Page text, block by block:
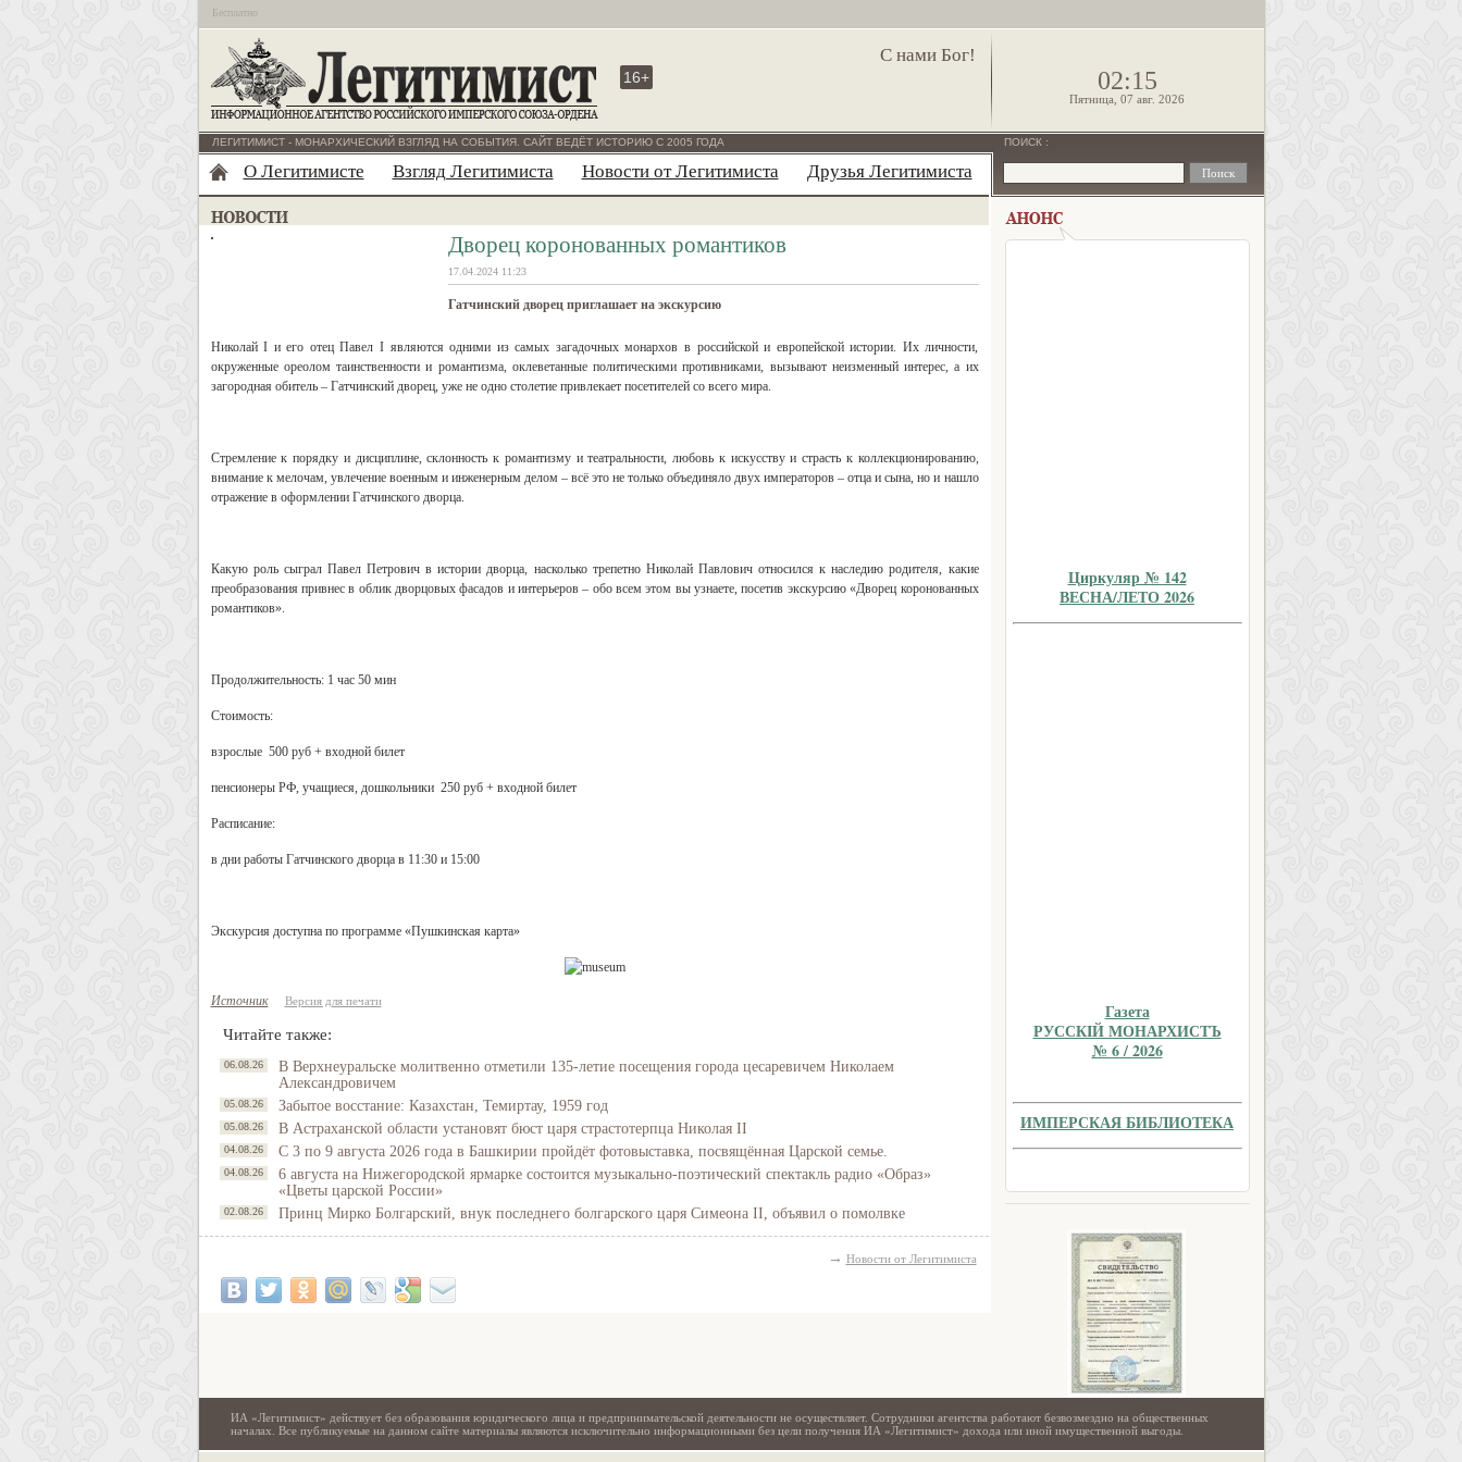
Бесплатно
С нами Бог!
16+ 02:15
Пятница, 07 авг. 2026
ЛЕГИТИМИСТ - МОНАРХИЧЕСКИЙ ВЗГЛЯД НА СОБЫТИЯ. САЙТ ВЕДЁТ ИСТОРИЮ С 2005 ГОДА
О Легитимисте Взгляд Легитимиста Новости от Легитимиста Друзья Легитимиста
Дворец коронованных романтиков
17.04.2024 11:23
Гатчинский дворец приглашает на экскурсию
Николай I и его отец Павел I являются одними из самых загадочных монархов в российской и европейской истории. Их личности,
окруженные ореолом таинственности и романтизма, оклеветанные политическими противниками, вызывают неизменный интерес, а их
загородная обитель – Гатчинский дворец, уже не одно столетие привлекает посетителей со всего мира.
Стремление к порядку и дисциплине, склонность к романтизму и театральности, любовь к искусству и страсть к коллекционированию,
внимание к мелочам, увлечение военным и инженерным делом – всё это не только объединяло двух императоров – отца и сына, но и нашло
отражение в оформлении Гатчинского дворца.
Какую роль сыграл Павел Петрович в истории дворца, насколько трепетно Николай Павлович относился к наследию родителя, какие
преобразования привнес в облик дворцовых фасадов и интерьеров – обо всем этом вы узнаете, посетив экскурсию «Дворец коронованных
романтиков».
Продолжительность: 1 час 50 мин
Стоимость:
взрослые 500 руб + входной билет
пенсионеры РФ, учащиеся, дошкольники 250 руб + входной билет
Расписание:
в дни работы Гатчинского дворца в 11:30 и 15:00
Экскурсия доступна по программе «Пушкинская карта»
Источник Версия для печати
Читайте также:
06.08.26
В Верхнеуральске молитвенно отметили 135-летие посещения города цесаревичем Николаем
Александровичем
05.08.26 Забытое восстание: Казахстан, Темиртау, 1959 год
05.08.26 В Астраханской области установят бюст царя страстотерпца Николая II
04.08.26 С 3 по 9 августа 2026 года в Башкирии пройдёт фотовыставка, посвящённая Царской семье.
04.08.26
6 августа на Нижегородской ярмарке состоится музыкально-поэтический спектакль радио «Образ»
«Цветы царской России»
02.08.26 Принц Мирко Болгарский, внук последнего болгарского царя Симеона II, объявил о помолвке
→ Новости от Легитимиста
ПОИСК :
Циркуляр № 142
ВЕСНА/ЛЕТО 2026
Газета
РУССКIЙ МОНАРХИСТЪ
№ 6 / 2026
ИМПЕРСКАЯ БИБЛИОТЕКА
Свидетельство
ИА «Легитимист» действует без образования юридического лица и предпринимательской деятельности не осуществляет. Сотрудники агентства работают безвозмездно на общественных
началах. Все публикуемые на данном сайте материалы являются исключительно информационными без цели получения ИА «Легитимист» дохода или иной имущественной выгоды.